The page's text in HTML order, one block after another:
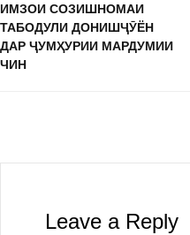
ИМЗОИ СОЗИШНОМАИ
ТАБОДУЛИ ДОНИШҶӮЁН
ДАР ҶУМҲУРИИ МАРДУМИИ
ЧИН
Leave a Reply